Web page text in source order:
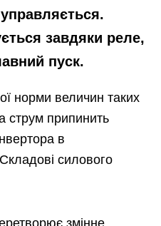
управляється.
завдяки реле,
пуск.
норми величин таких
струм припинить
в
силового